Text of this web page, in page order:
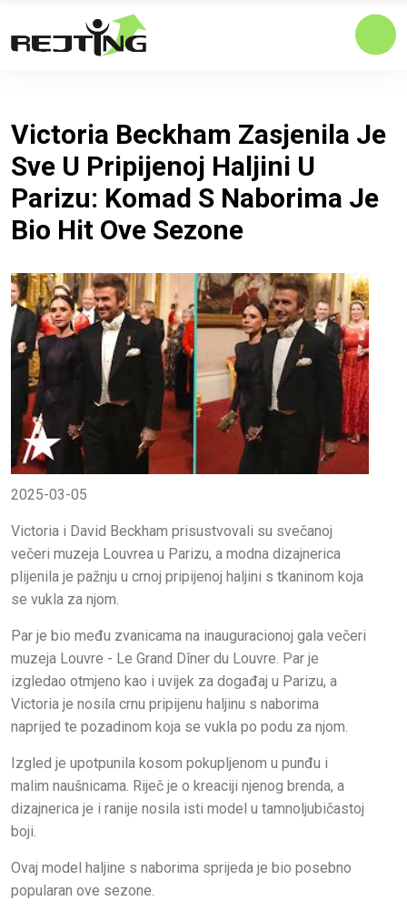
Victoria Beckham Zasjenila Je
Sve U Pripijenoj Haljini U
Parizu: Komad S Naborima Je
Bio Hit Ove Sezone
2025-03-05
Victoria i David Beckham prisustvovali su svečanoj
večeri muzeja Louvrea u Parizu, a modna dizajnerica
plijenila je pažnju u crnoj pripijenoj haljini s tkaninom koja
se vukla za njom.
Par je bio među zvanicama na inauguracionoj gala večeri
muzeja Louvre - Le Grand Dîner du Louvre. Par je
izgledao otmjeno kao i uvijek za događaj u Parizu, a
Victoria je nosila crnu pripijenu haljinu s naborima
naprijed te pozadinom koja se vukla po podu za njom.
Izgled je upotpunila kosom pokupljenom u punđu i
malim naušnicama. Riječ je o kreaciji njenog brenda, a
dizajnerica je i ranije nosila isti model u tamnoljubičastoj
boji.
Ovaj model haljine s naborima sprijeda je bio posebno
popularan ove sezone.